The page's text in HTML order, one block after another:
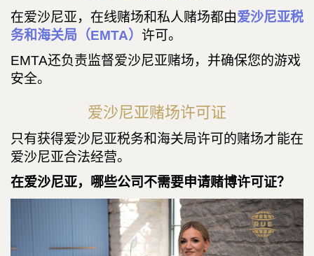
在爱沙尼亚，在线赌场和私人赌场都由爱沙尼亚税
务和海关局（EMTA） 许可。
EMTA还负责监督爱沙尼亚赌场，并确保您的游戏
安全。
爱沙尼亚赌场许可证
只有获得爱沙尼亚税务和海关局许可的赌场才能在
爱沙尼亚合法经营。
在爱沙尼亚，哪些公司不需要申请赌博许可证？